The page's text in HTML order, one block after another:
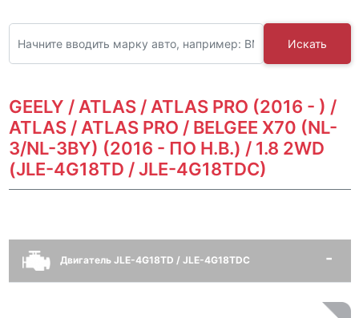
Искать
GEELY / ATLAS / ATLAS PRO (2016 - ) /
ATLAS / ATLAS PRO / BELGEE X70 (NL-
3/NL-3BY) (2016 - ПО Н.В.) / 1.8 2WD
(JLE-4G18TD / JLE-4G18TDC)
Двигатель JLE-4G18TD / JLE-4G18TDC